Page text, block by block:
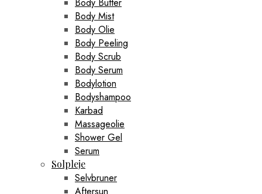
Body Mist
Body Olie
Body Peeling
Body Scrub
Body Serum
Bodylotion
Bodyshampoo
Karbad
Massageolie
Shower Gel
Serum
Solpleje
Selvbruner
Aftersun